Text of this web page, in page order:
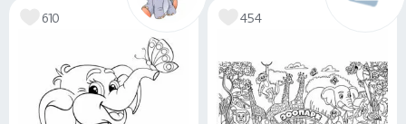
610 454